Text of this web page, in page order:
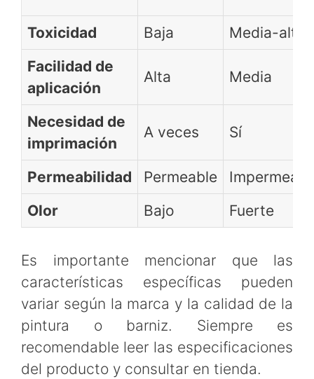
Toxicidad Baja
Media-alta
Facilidad de
aplicación
Alta Media
Necesidad de
imprimación
A veces Sí
Permeabilidad Permeable
Olor
Bajo Fuerte
Es importante mencionar que las
características específicas pueden
variar según la marca y la calidad de la
pintura o barniz. Siempre es
recomendable leer las especificaciones
del producto y consultar en tienda.